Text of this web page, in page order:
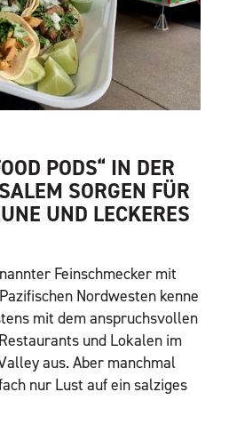
PODS“ IN DER
SORGEN FÜR
UND LECKERES
Feinschmecker mit
Nordwesten kenne
mit dem anspruchsvollen
und Lokalen im
aus. Aber manchmal
nur Lust auf ein salziges